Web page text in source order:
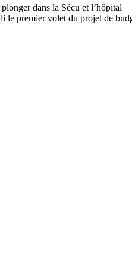
le premier volet du projet de